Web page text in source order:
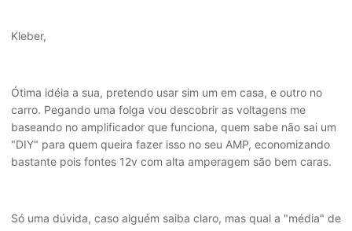
Kleber,
Ótima idéia a sua, pretendo usar sim um em casa, e outro no
carro. Pegando uma folga vou descobrir as voltagens me
baseando no amplificador que funciona, quem sabe não sai um
"DIY" para quem queira fazer isso no seu AMP, economizando
bastante pois fontes 12v com alta amperagem são bem caras.
Só uma dúvida, caso alguém saiba claro, mas qual a "média" de